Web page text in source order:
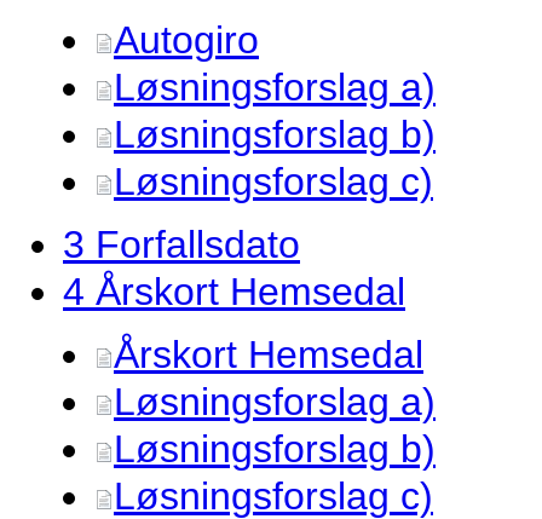
Autogiro
Løsningsforslag a)
Løsningsforslag b)
Løsningsforslag c)
3 Forfallsdato
4 Årskort Hemsedal
Årskort Hemsedal
Løsningsforslag a)
Løsningsforslag b)
Løsningsforslag c)